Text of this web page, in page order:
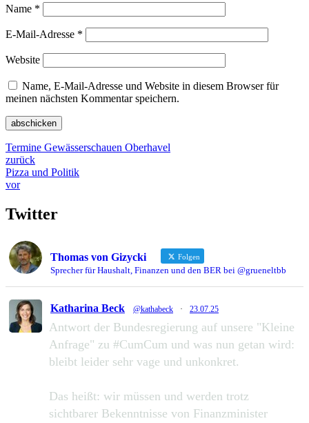
Name *
E-Mail-Adresse *
Website
Name, E-Mail-Adresse und Website in diesem Browser für
meinen nächsten Kommentar speichern.
Termine Gewässerschauen Oberhavel
zurück
Pizza und Politik
vor
Twitter
Thomas von Gizycki Folgen
Sprecher für Haushalt, Finanzen und den BER bei @grueneltbb
Katharina Beck @kathabeck · 23.07.25
Antwort der Bundesregierung auf unsere "Kleine
Anfrage" zu #CumCum und was nun getan wird:
bleibt leider sehr vage und unkonkret.
Das heißt: wir müssen und werden trotz
sichtbarer Bekenntnisse von Finanzminister